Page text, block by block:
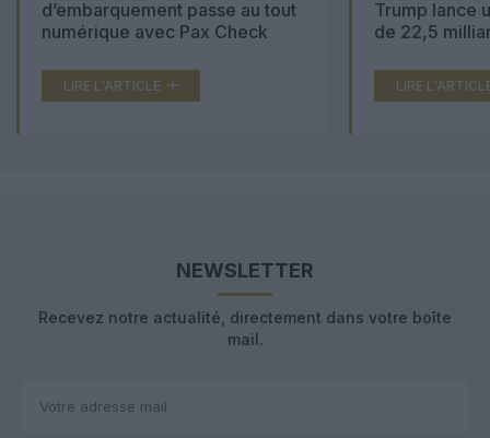
d’embarquement passe au tout
numérique avec Pax Check
LIRE L'ARTICLE
Trump lance
de 22,5
LIRE
NEWSLETTER
Recevez notre actualité, directement dans votre boîte
mail.